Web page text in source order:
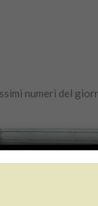
numeri del